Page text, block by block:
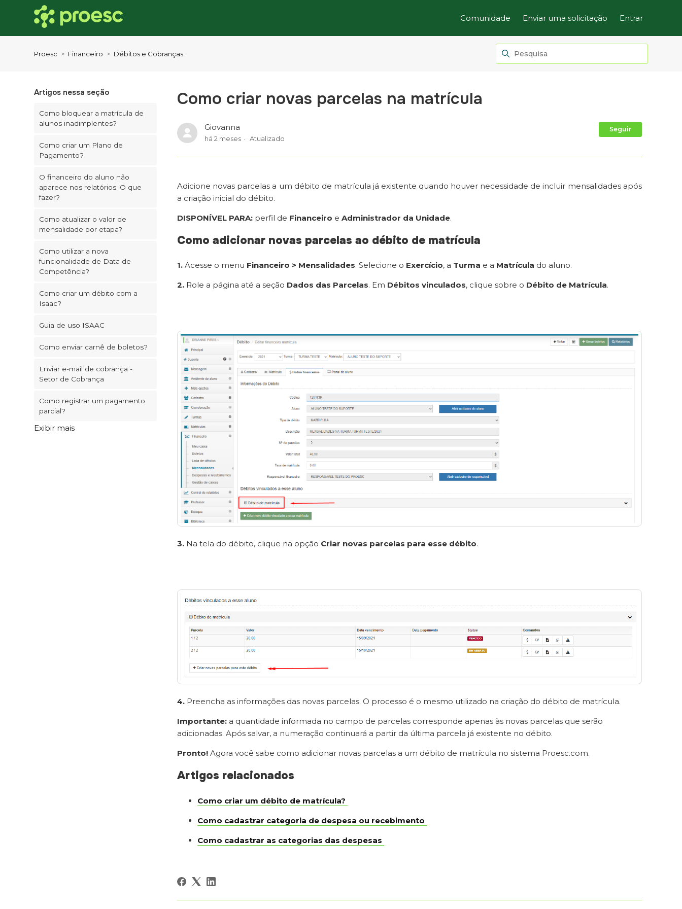
Comunidade Enviar uma solicitação Entrar
Proesc Financeiro Débitos e Cobranças
Artigos nessa seção
Como bloquear a matrícula de
alunos inadimplentes?
Como criar um Plano de
Pagamento?
O financeiro do aluno não
aparece nos relatórios. O que
fazer?
Como atualizar o valor de
mensalidade por etapa?
Como utilizar a nova
funcionalidade de Data de
Competência?
Como criar um débito com a
Isaac?
Guia de uso ISAAC
Como enviar carnê de boletos?
Enviar e-mail de cobrança -
Setor de Cobrança
Como registrar um pagamento
parcial?
Exibir mais
Como criar novas parcelas na matrícula
Giovanna
há 2 meses Atualizado
Seguir
Adicione novas parcelas a um débito de matrícula já existente quando houver necessidade de incluir mensalidades após
a criação inicial do débito.
DISPONÍVEL PARA: perfil de Financeiro eAdministrador da Unidade.
Como adicionar novas parcelas ao débito de matrícula
1. Acesse o menu Financeiro > Mensalidades. Selecione o Exercício, a Turma e a Matrícula do aluno.
2. Role a página até a seção Dados das Parcelas. Em Débitos vinculados, clique sobre o Débito de Matrícula.
3. Na tela do débito, clique na opção Criar novas parcelas para esse débito.
4. Preencha as informações das novas parcelas. O processo é o mesmo utilizado na criação do débito de matrícula.
Importante: a quantidade informada no campo de parcelas corresponde apenas às novas parcelas que serão
adicionadas. Após salvar, a numeração continuará a partir da última parcela já existente no débito.
Pronto! Agora você sabe como adicionar novas parcelas a um débito de matrícula no sistema Proesc.com.
Artigos relacionados
Como criar um débito de matrícula?
Como cadastrar categoria de despesa ou recebimento
Como cadastrar as categorias das despesas